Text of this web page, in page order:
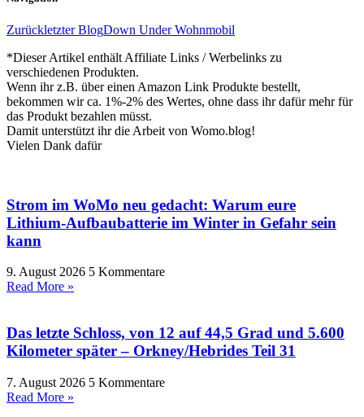
Zurückletzter BlogDown Under Wohnmobil
*Dieser Artikel enthält Affiliate Links / Werbelinks zu
verschiedenen Produkten.
Wenn ihr z.B. über einen Amazon Link Produkte bestellt,
bekommen wir ca. 1%-2% des Wertes, ohne dass ihr dafür mehr für
das Produkt bezahlen müsst.
Damit unterstützt ihr die Arbeit von Womo.blog!
Vielen Dank dafür
Strom im WoMo neu gedacht: Warum eure
Lithium-Aufbaubatterie im Winter in Gefahr sein
kann
9. August 2026 5 Kommentare
Read More »
Das letzte Schloss, von 12 auf 44,5 Grad und 5.600
Kilometer später – Orkney/Hebrides Teil 31
7. August 2026 5 Kommentare
Read More »